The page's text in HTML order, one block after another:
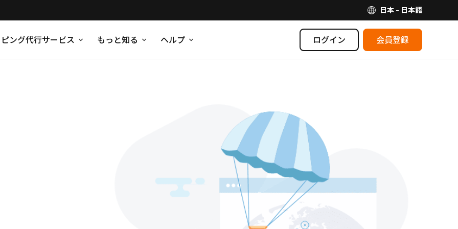
日本 - 日本語
ング代行サービス もっと知る ヘルプ ログイン 会員登録